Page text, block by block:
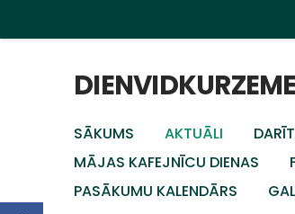
DIENVIDKURZEME
SĀKUMS AKTUĀLI
MĀJAS KAFEJNĪCU DIENAS
PASĀKUMU KALENDĀRS